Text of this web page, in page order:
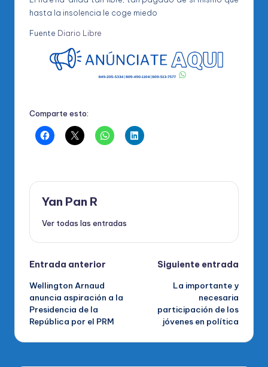
hasta la insolencia le coge miedo
Fuente Diario Libre
Comparte esto:
Yan Pan R
Ver todas las entradas
Navegación
de
entradas
Entrada anterior
Wellington Arnaud
anuncia aspiración a la
Presidencia de la
República por el PRM
Siguiente entrada
La importante y
necesaria
participación de los
jóvenes en política